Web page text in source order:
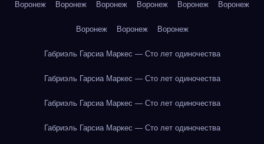
Воронеж Воронеж Воронеж Воронеж Воронеж Воронеж
Воронеж Воронеж Воронеж
Габриэль Гарсиа Маркес — Сто лет одиночества
Габриэль Гарсиа Маркес — Сто лет одиночества
Габриэль Гарсиа Маркес — Сто лет одиночества
Габриэль Гарсиа Маркес — Сто лет одиночества